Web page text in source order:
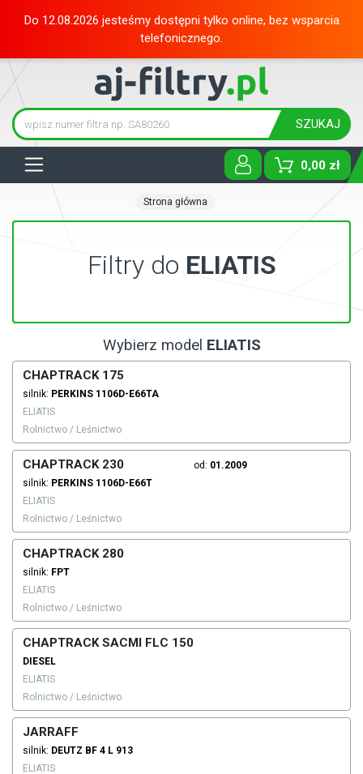
Do 12.08.2026 jesteśmy dostępni tylko online, bez wsparcia
telefonicznego.
SZUKAJ
0,00 zł
Strona główna
Filtry do ELIATIS
Wybierz model ELIATIS
CHAPTRACK 175
silnik: PERKINS 1106D-E66TA
ELIATIS
Rolnictwo / Leśnictwo
CHAPTRACK 230 od: 01.2009
silnik: PERKINS 1106D-E66T
ELIATIS
Rolnictwo / Leśnictwo
CHAPTRACK 280
silnik: FPT
ELIATIS
Rolnictwo / Leśnictwo
CHAPTRACK SACMI FLC 150
DIESEL
ELIATIS
Rolnictwo / Leśnictwo
JARRAFF
silnik: DEUTZ BF 4 L 913
ELIATIS